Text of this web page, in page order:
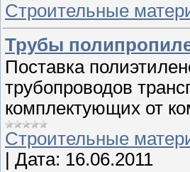
Строительные
Трубы
Поставка
трубопроводов
комплектующих от
Строительные
Дата: 16.06.2011